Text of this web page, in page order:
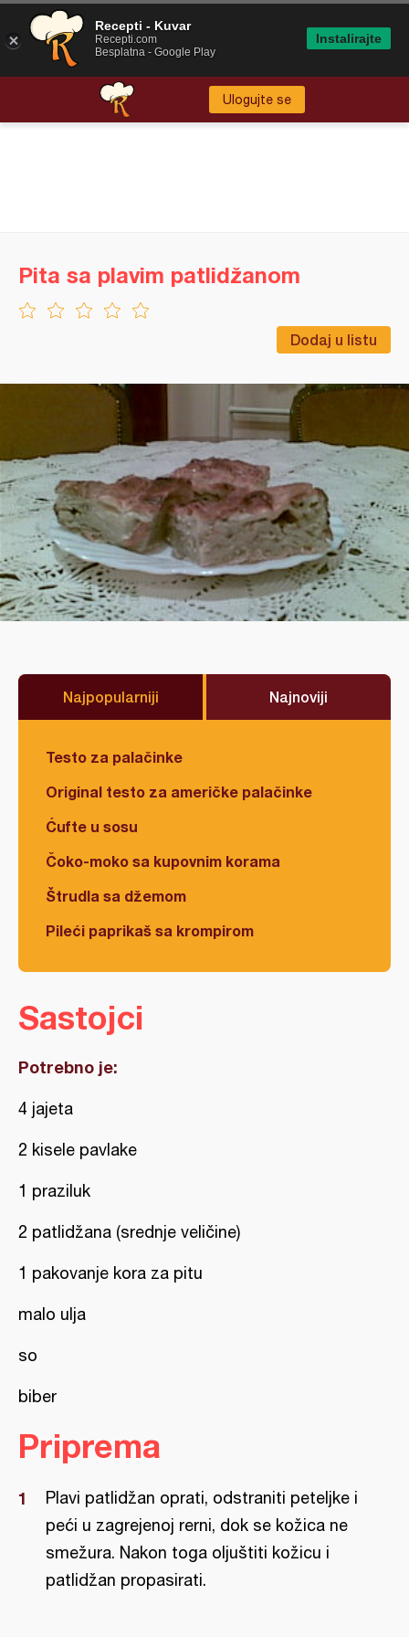
Ulogujte se
Dodaj u listu
Pita sa plavim patlidžanom
Najpopularniji Najnoviji
Testo za palačinke
Original testo za američke palačinke
Ćufte u sosu
Čoko-moko sa kupovnim korama
Štrudla sa džemom
Pileći paprikaš sa krompirom
Sastojci
Potrebno je:
4 jajeta
2 kisele pavlake
1 praziluk
2 patlidžana (srednje veličine)
1 pakovanje kora za pitu
malo ulja
so
biber
Priprema
Plavi patlidžan oprati, odstraniti peteljke i
peći u zagrejenoj rerni, dok se kožica ne
smežura. Nakon toga oljuštiti kožicu i
patlidžan propasirati.
Recepti - Kuvar
Recepti.com
Besplatna - Google Play
Instalirajte